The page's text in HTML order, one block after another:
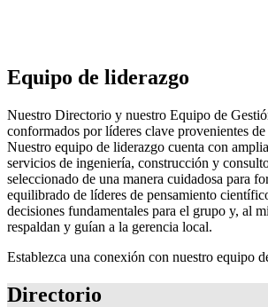
Equipo de liderazgo
Nuestro Directorio y nuestro Equipo de
conformados por líderes clave provenientes
Nuestro equipo de liderazgo cuenta con
servicios de ingeniería, construcción y
seleccionado de una manera cuidadosa para
equilibrado de líderes de pensamiento
decisiones fundamentales para el grupo y, al
respaldan y guían a la gerencia local.
Establezca una conexión con nuestro equipo
Directorio